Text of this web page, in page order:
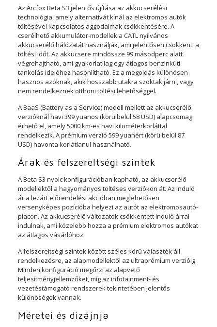
Az Arcfox Beta S3 jelentős újítása az akkucserélési
technológia, amely alternatívát kínál az elektromos autók
töltésével kapcsolatos aggodalmak csökkentésére. A
cserélhető akkumulátor-modellek a CATL nyilvános
akkucserélő hálózatát használják, ami jelentősen csökkenti a
töltési időt. Az akkucsere mindössze 99 másodperc alatt
végrehajtható, ami gyakorlatilag egy átlagos benzinkúti
tankolás idejéhez hasonlítható. Ez a megoldás különösen
hasznos azoknak, akik hosszabb utakra szoktak járni, vagy
nem rendelkeznek otthoni töltési lehetőséggel.
A BaaS (Battery as a Service) modell mellett az akkucserélő
verzióknál havi 399 yuanos (körülbelül 58 USD) alapcsomag
érhető el, amely 5000 km-es havi kilométerkorláttal
rendelkezik. A prémium verzió 599 yuanért (körülbelül 87
USD) havonta korlátlanul használható.
Árak és felszereltségi szintek
A Beta S3 nyolc konfigurációban kapható, az akkucserélő
modellektől a hagyományos töltéses verziókon át. Az induló
ár a lezárt előrendelési akcióban meglehetősen
versenyképes pozícióba helyezi az autót az elektromosautó-
piacon. Az akkucserélő változatok csökkentett induló árral
indulnak, ami közelebb hozza a prémium elektromos autókat
az átlagos vásárlóhoz.
A felszereltségi szintek között széles körű választék áll
rendelkezésre, az alapmodellektől az ultraprémium verzióig.
Minden konfiguráció megőrzi az alapvető
teljesítményjellemzőket, míg az infotainment- és
vezetéstámogató rendszerek tekintetében jelentős
különbségek vannak.
Méretei és dizájnja